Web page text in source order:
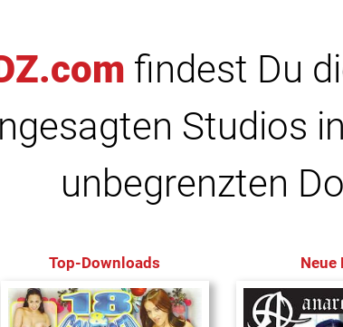
findest Du
Studios
unbegrenzten
Top-Downloads Neue